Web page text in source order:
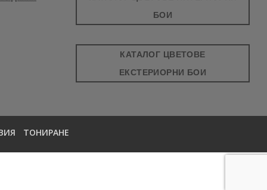
БОИ
КАТАЛОГ ЦВЕТОВЕ
ЕКСТЕРИОРНИ БОИ
ТОНИРАНЕ